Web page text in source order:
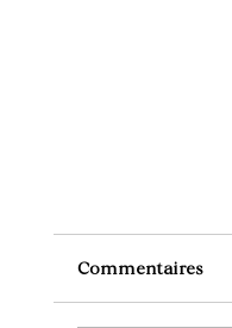
Commentaires